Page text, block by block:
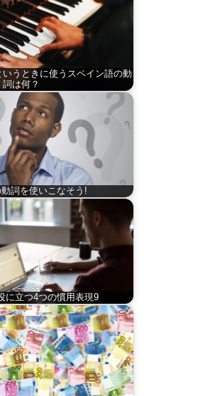
いうときに使うスペイン語の動
詞は何？
詞を使いこなそう!
に立つ4つの慣用表現9